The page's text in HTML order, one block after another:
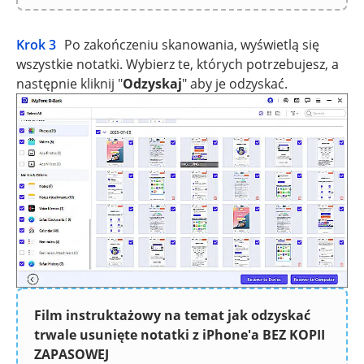
Krok 3 Po zakończeniu skanowania, wyświetlą się
wszystkie notatki. Wybierz te, których potrzebujesz, a
następnie kliknij "Odzyskaj" aby je odzyskać.
Film instruktażowy na temat jak odzyskać
trwale usunięte notatki z iPhone'a BEZ KOPII
ZAPASOWEJ